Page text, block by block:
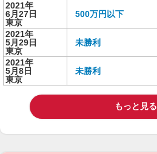
2021年
6月27日
東京
500万円以下
2021年
5月29日
東京
未勝利
2021年
5月8日
東京
未勝利
もっと見る